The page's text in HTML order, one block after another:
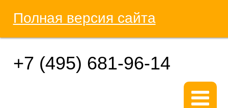
Полная версия сайта
+7 (495) 681-96-14